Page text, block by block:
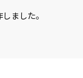
ました。